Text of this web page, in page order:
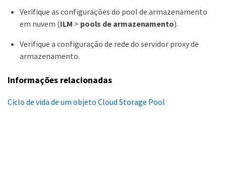
Verifique as configurações do pool de armazenamento
em nuvem (ILM > pools de armazenamento).
Verifique a configuração de rede do servidor proxy de
armazenamento.
Informações relacionadas
Ciclo de vida de um objeto Cloud Storage Pool